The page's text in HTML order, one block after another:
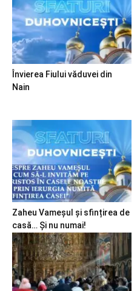
Învierea Fiului văduvei din
Nain
Zaheu Vameșul și sfințirea de
casă… Și nu numai!